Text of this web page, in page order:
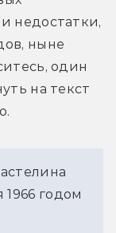
недостатки,
ныне
один
на текст
годом